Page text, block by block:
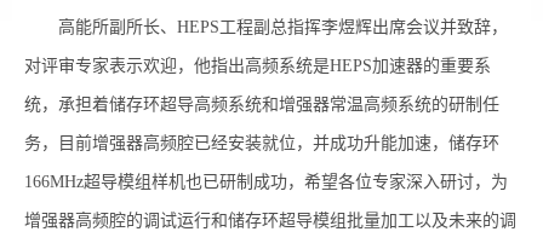
高能所副所长、 HEPS工程副总指挥李煜辉出席会议并致辞，
对评审专家表示欢迎，他指出高频系统是HEPS加速器的重要系
统，承担着储存环超导高频系统和增强器常温高频系统的研制任
务，目前增强器高频腔已经安装就位，并成功升能加速，储存环
166MHz超导模组样机也已研制成功，希望各位专家深入研讨，为
增强器高频腔的调试运行和储存环超导模组批量加工以及未来的调